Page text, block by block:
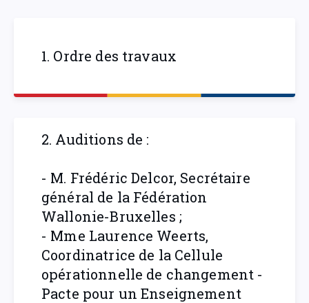
1. Ordre des travaux
2. Auditions de :
- M. Frédéric Delcor, Secrétaire
général de la Fédération
Wallonie-Bruxelles ;
- Mme Laurence Weerts,
Coordinatrice de la Cellule
opérationnelle de changement -
Pacte pour un Enseignement